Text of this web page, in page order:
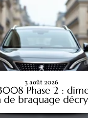
Phase 2 :
de braquage
3 août 2026